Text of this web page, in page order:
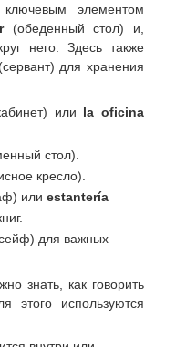
элементом
(обеденный стол) и,
него. Здесь также
для хранения
или la oficina
стол).
кресло).
или estantería
для важных
знать, как говорить
этого используются